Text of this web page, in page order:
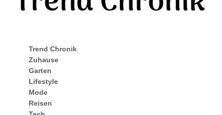
Trend Chronik
Zuhause
Garten
Lifestyle
Mode
Reisen